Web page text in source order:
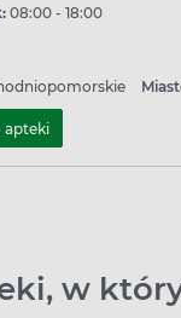
08:00 - 18:00
apteki
w